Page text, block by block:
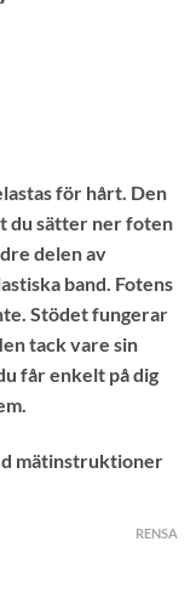
för hårt. Den
du sätter ner foten
delen av
band. Fotens
Stödet fungerar
tack vare sin
får enkelt på dig
mätinstruktioner
RENSA